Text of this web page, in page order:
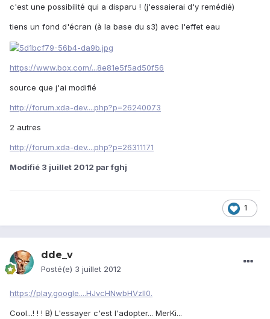
c'est une possibilité qui a disparu ! (j'essaierai d'y remédié)
tiens un fond d'écran (à la base du s3) avec l'effet eau
https://www.box.com/...8e81e5f5ad50f56
source que j'ai modifié
http://forum.xda-dev....php?p=26240073
2 autres
http://forum.xda-dev....php?p=26311171
Modifié 3 juillet 2012 par fghj
1
dde_v
Posté(e) 3 juillet 2012
https://play.google....HJvcHNwbHVzIl0.
Cool...! ! ! B) L'essayer c'est l'adopter... MerKi...